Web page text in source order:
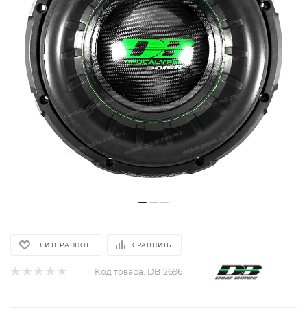
В ИЗБРАННОЕ СРАВНИТЬ
Код товара: DB12696